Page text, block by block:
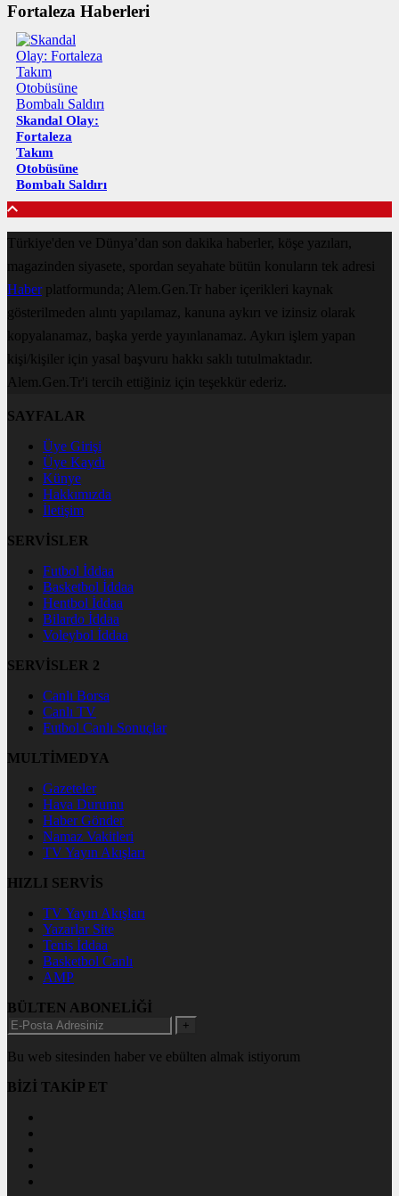
Fortaleza Haberleri
Skandal Olay:
Fortaleza
Takım
Otobüsüne
Bombalı Saldırı
Türkiye'den ve Dünya’dan son dakika haberler, köşe yazıları,
magazinden siyasete, spordan seyahate bütün konuların tek adresi
Haberplatformunda; Alem.Gen.Tr haber içerikleri kaynak
gösterilmeden alıntı yapılamaz, kanuna aykırı ve izinsiz olarak
kopyalanamaz, başka yerde yayınlanamaz. Aykırı işlem yapan
kişi/kişiler için yasal başvuru hakkı saklı tutulmaktadır.
Alem.Gen.Tr'i tercih ettiğiniz için teşekkür ederiz.
SAYFALAR
Üye Girişi
Üye Kaydı
Künye
Hakkımızda
İletişim
SERVİSLER
Futbol İddaa
Basketbol İddaa
Hentbol İddaa
Bilardo İddaa
Voleybol İddaa
SERVİSLER 2
Canlı Borsa
Canlı TV
Futbol Canlı Sonuçlar
MULTİMEDYA
Gazeteler
Hava Durumu
Haber Gönder
Namaz Vakitleri
TV Yayın Akışları
HIZLI SERVİS
TV Yayın Akışları
Yazarlar Site
Tenis İddaa
Basketbol Canlı
AMP
BÜLTEN ABONELİĞİ
+
Bu web sitesinden haber ve ebülten almak istiyorum
BİZİ TAKİP ET